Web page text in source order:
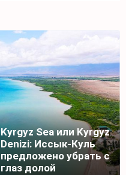
Kyrgyz Sea или Kyrgyz
Denizi: Иссык-Куль
предложено убрать с
глаз долой